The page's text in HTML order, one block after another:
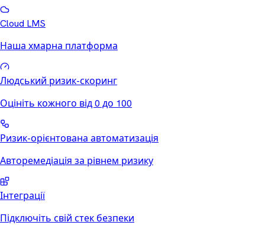
Cloud LMS
Наша хмарна платформа
Людський ризик-скоринг
Оцініть кожного від 0 до 100
Ризик-орієнтована автоматизація
Авторемедіація за рівнем ризику
Інтеграції
Підключіть свій стек безпеки